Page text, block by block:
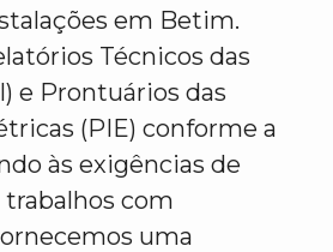
em Betim.
Técnicos das
e Prontuários das
(PIE) conforme a
às exigências de
com
uma